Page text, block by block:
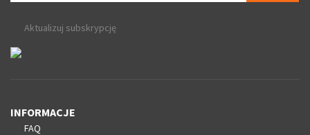
Aktualizuj subskrypcję
INFORMACJE
FAQ